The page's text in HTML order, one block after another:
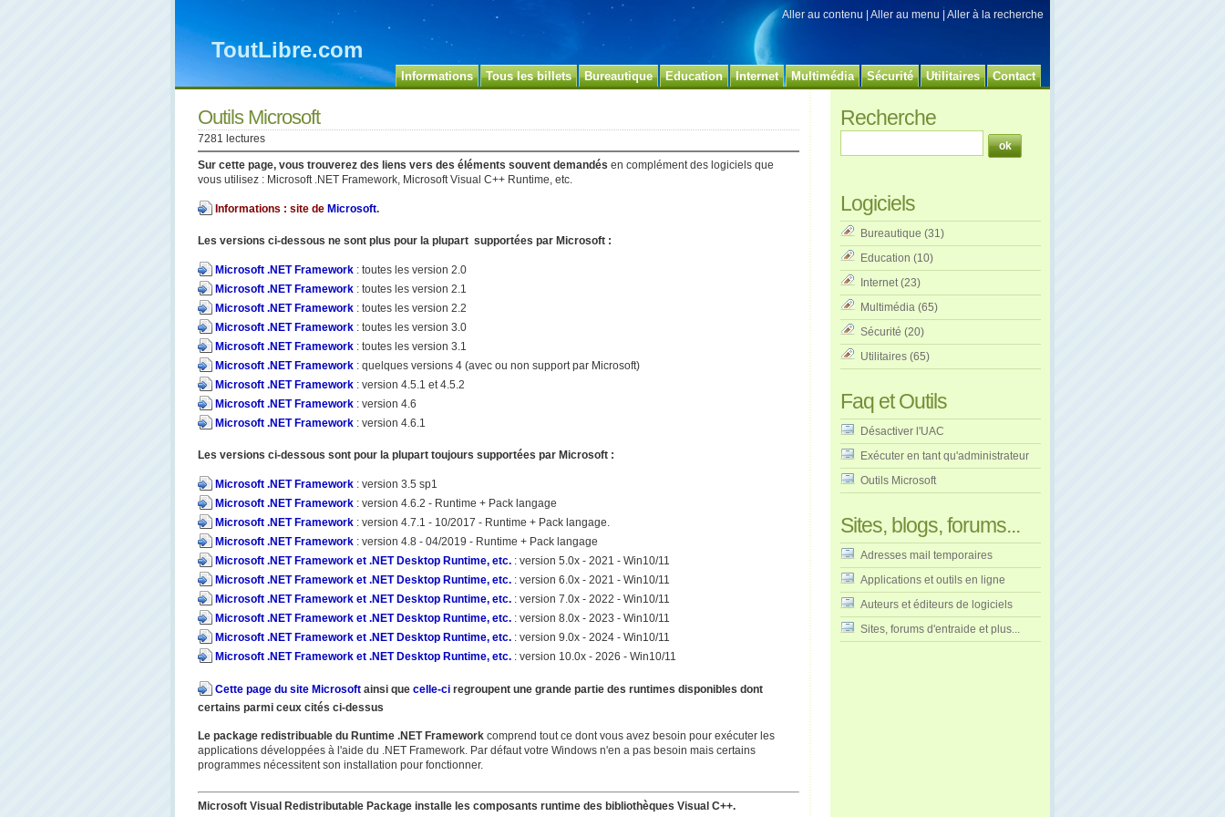
ToutLibre.com
Aller au contenu Aller au menu Aller à la recherche
Informations Tous les billets Bureautique Education Internet Multimédia Sécurité Utilitaires Contact
Outils Microsoft
7281 lectures
Sur cette page, vous trouverez des liens vers des éléments souvent demandés en complément des logiciels que
vous utilisez : Microsoft .NET Framework, Microsoft Visual C++ Runtime, etc.
Informations : site de Microsoft.
Les versions ci-dessous ne sont plus pour la plupart supportées par Microsoft :
Microsoft .NET Framework : toutes les version 2.0
Microsoft .NET Framework : toutes les version 2.1
Microsoft .NET Framework : toutes les version 2.2
Microsoft .NET Framework : toutes les version 3.0
Microsoft .NET Framework : toutes les version 3.1
Microsoft .NET Framework : quelques versions 4 (avec ou non support par Microsoft)
Microsoft .NET Framework : version 4.5.1 et 4.5.2
Microsoft .NET Framework : version 4.6
Microsoft .NET Framework : version 4.6.1
Les versions ci-dessous sont pour la plupart toujours supportées par Microsoft :
Microsoft .NET Framework : version 3.5 sp1
Microsoft .NET Framework : version 4.6.2 - Runtime + Pack langage
Microsoft .NET Framework : version 4.7.1 - 10/2017 - Runtime + Pack langage.
Microsoft .NET Framework : version 4.8 - 04/2019 - Runtime + Pack langage
Microsoft .NET Framework et .NET Desktop Runtime, etc. : version 5.0x - 2021 - Win10/11
Microsoft .NET Framework et .NET Desktop Runtime, etc. : version 6.0x - 2021 - Win10/11
Microsoft .NET Framework et .NET Desktop Runtime, etc. : version 7.0x - 2022 - Win10/11
Microsoft .NET Framework et .NET Desktop Runtime, etc. : version 8.0x - 2023 - Win10/11
Microsoft .NET Framework et .NET Desktop Runtime, etc. : version 9.0x - 2024 - Win10/11
Microsoft .NET Framework et .NET Desktop Runtime, etc. : version 10.0x - 2026 - Win10/11
Cette page du site Microsoft ainsi que celle-ci regroupent une grande partie des runtimes disponibles dont
certains parmi ceux cités ci-dessus
Le package redistribuable du Runtime .NET Framework comprend tout ce dont vous avez besoin pour exécuter les
applications développées à l'aide du .NET Framework. Par défaut votre Windows n'en a pas besoin mais certains
programmes nécessitent son installation pour fonctionner.
Microsoft Visual Redistributable Package installe les composants runtime des bibliothèques Visual C++.
Recherche
Logiciels
Bureautique (31)
Education (10)
Internet(23)
Multimédia (65)
Sécurité (20)
Utilitaires (65)
Faq et Outils
Désactiver l'UAC
Exécuter en tant qu'administrateur
Outils Microsoft
Sites, blogs, forums...
Adresses mail temporaires
Applications et outils en ligne
Auteurs et éditeurs de logiciels
Sites, forums d'entraide et plus...